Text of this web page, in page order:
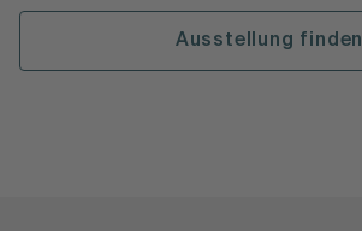
Ausstellung finden